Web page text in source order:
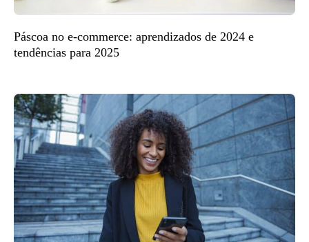
Páscoa no e-commerce: aprendizados de 2024 e
tendências para 2025